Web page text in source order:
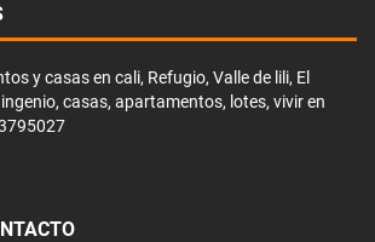
y casas en cali, Refugio, Valle de lili, El
casas, apartamentos, lotes, vivir en